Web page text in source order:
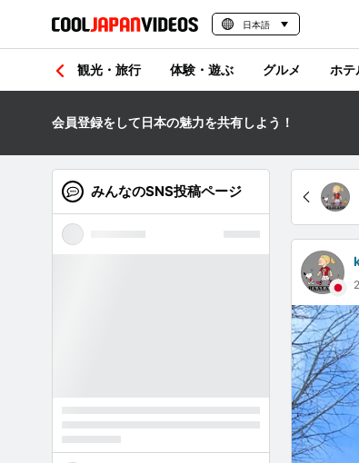
日本語
観光・旅行 体験・遊ぶ グルメ ホテ
会員登録をして日本の魅力を共有しよう！
みんなのSNS投稿ページ